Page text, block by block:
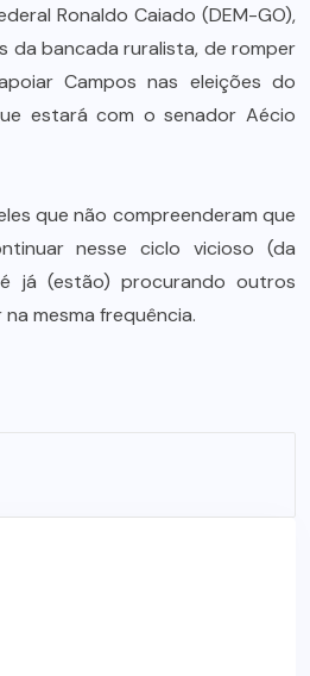
Ronaldo Caiado (DEM-GO),
da bancada ruralista, de romper
Campos nas eleições do
estará com o senador Aécio
que não compreenderam que
nesse ciclo vicioso (da
já (estão) procurando outros
mesma frequência.